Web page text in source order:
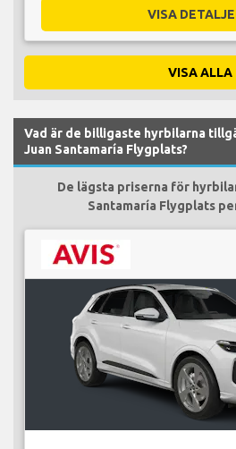
VISA
VISA ALLA
Vad är de billigaste hyrbilarna
Juan Santamaría Flygplats?
De lägsta priserna för
Santamaría Flygplats